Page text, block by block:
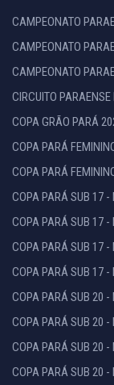
CAMPEONATO
CAMPEONATO
CAMPEONATO
CIRCUITO
COPA GRÃO PARÁ
COPA PARÁ
COPA PARÁ
COPA PARÁ SUB 17
COPA PARÁ SUB 17 -
COPA PARÁ SUB 17
COPA PARÁ SUB 17
COPA PARÁ SUB 20
COPA PARÁ SUB 20 -
COPA PARÁ SUB 20
COPA PARÁ SUB 20